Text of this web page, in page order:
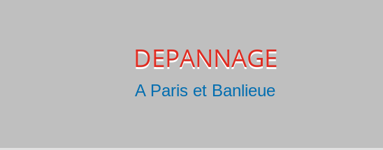
DEPANNAGE
A Paris et Banlieue